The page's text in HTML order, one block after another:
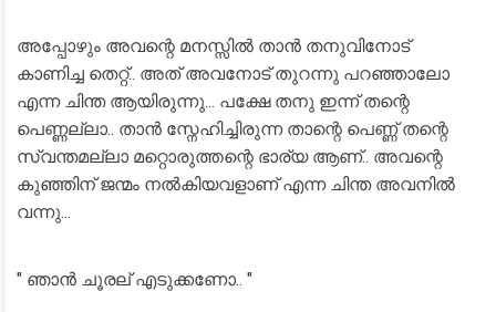
അപ്പോഴും അവന്റെ മനസ്സിൽ താൻ തനുവിനോട്
കാണിച്ച തെറ്റ്.. അത് അവനോട് തുറന്നു പറഞ്ഞാലോ
എന്ന ചിന്ത ആയിരുന്നു... പക്ഷേ തനു ഇന്ന് തന്റെ
പെണ്ണല്ലാ.. താൻ സ്നേഹിച്ചിരുന്ന താന്റെ പെണ്ണ് തന്റെ
സ്വന്തമല്ലാ മറ്റൊരുത്തന്റെ ഭാര്യ ആണ്.. അവന്റെ
കുഞ്ഞിന് ജന്മം നൽകിയവളാണ് എന്ന ചിന്ത അവനിൽ
വന്നു...
" ഞാൻ ചൂരല് എടുക്കണോ.. "